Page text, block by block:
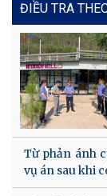
ĐIỀU TRA
Từ phản ánh
vụ án sau khi